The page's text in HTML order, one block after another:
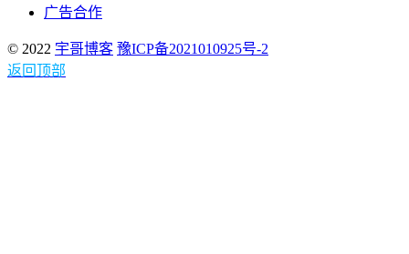
广告合作
© 2022 宇哥博客 豫ICP备2021010925号-2
返回顶部